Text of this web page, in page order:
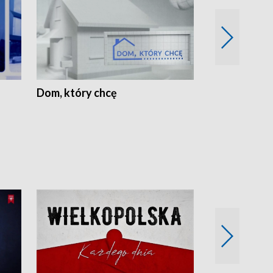
Dom, który chcę